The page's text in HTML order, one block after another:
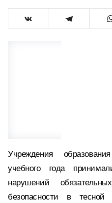
Учреждения
учебного года
нарушений
безопасности в